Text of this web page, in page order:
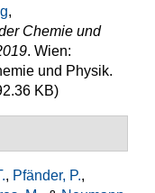
,
Chemie und
. Wien:
und Physik.
KB)
, Pfänder, P.,